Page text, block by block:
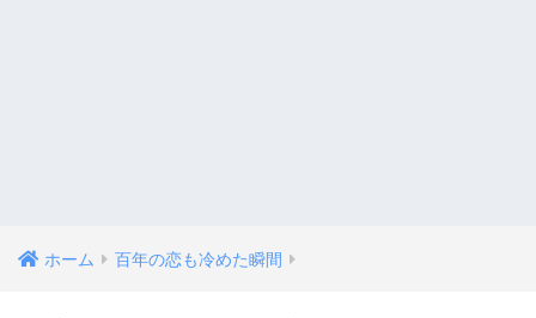
ホーム 百年の恋も冷めた瞬間